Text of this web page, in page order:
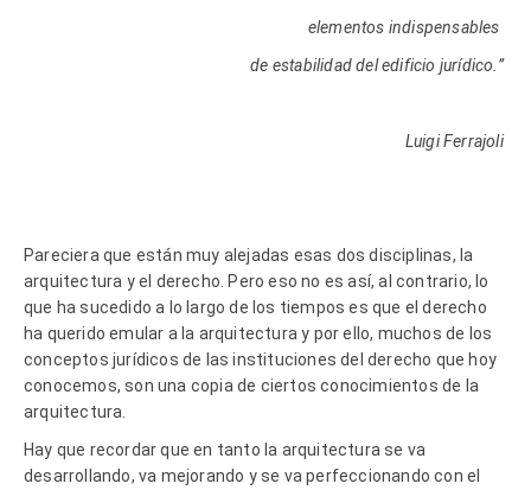
elementos indispensables
de estabilidad del edificio jurídico.”
Luigi Ferrajoli
Pareciera que están muy alejadas esas dos disciplinas, la
arquitectura y el derecho. Pero eso no es así, al contrario, lo
que ha sucedido a lo largo de los tiempos es que el derecho
ha querido emular a la arquitectura y por ello, muchos de los
conceptos jurídicos de las instituciones del derecho que hoy
conocemos, son una copia de ciertos conocimientos de la
arquitectura.
Hay que recordar que en tanto la arquitectura se va
desarrollando, va mejorando y se va perfeccionando con el